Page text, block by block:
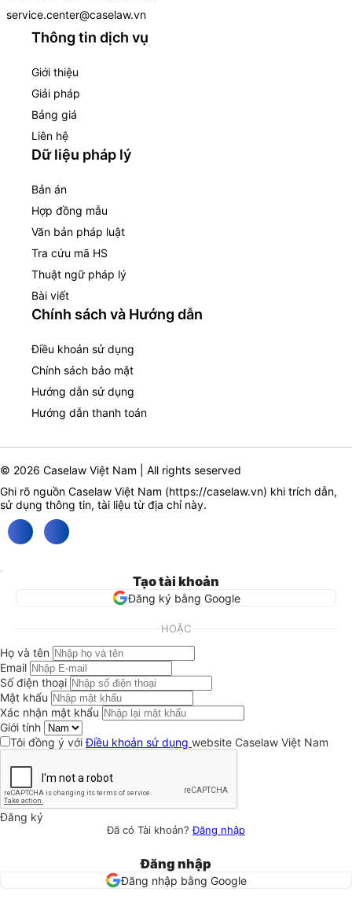
service.center@caselaw.vn
Thông tin dịch vụ
Giới thiệu
Giải pháp
Bảng giá
Liên hệ
Dữ liệu pháp lý
Bản án
Hợp đồng mẫu
Văn bản pháp luật
Tra cứu mã HS
Thuật ngữ pháp lý
Bài viết
Chính sách và Hướng dẫn
Điều khoản sử dụng
Chính sách bảo mật
Hướng dẫn sử dụng
Hướng dẫn thanh toán
© 2026 Caselaw Việt Nam | All rights seserved
Ghi rõ nguồn Caselaw Việt Nam (https://caselaw.vn) khi trích dẫn,
sử dụng thông tin, tài liệu từ địa chỉ này.
Tạo tài khoản
Đăng ký bằng Google
HOẶC
Họ và tên
Email
Số điện thoại
Mật khẩu
Xác nhận mật khẩu
Giới tính
Tôi đồng ý vớiĐiều khoản sử dụng website Caselaw Việt Nam
Đăng ký
Đã có Tài khoản?Đăng nhập
Đăng nhập
Đăng nhập bằng Google